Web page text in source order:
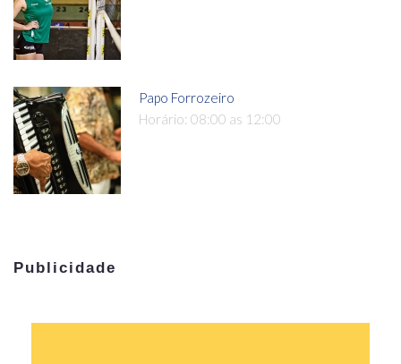
Papo Forrozeiro
Horário: 08:00 as 12:00
Publicidade